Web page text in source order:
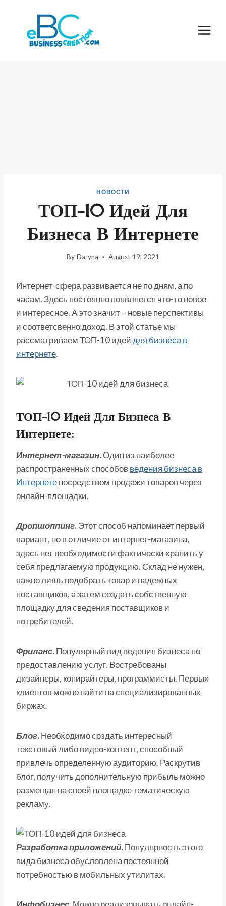
content
НОВОСТИ
ТОП-10 Идей Для
Бизнеса В Интернете
By Daryna August 19, 2021
Интернет-сфера развивается не по дням, а по
часам. Здесь постоянно появляется что-то новое
и интересное. А это значит – новые перспективы
и соответсвенно доход. В этой статье мы
рассматриваем ТОП-10 идей для бизнеса в
интернете.
ТОП-10 Идей Для Бизнеса В
Интернете:
Интернет-магазин.Один из наиболее
распространенных способовведения бизнеса в
Интернетепосредством продажи товаров через
онлайн-площадки.
Дропшоппинг. Этот способ напоминает первый
вариант, но в отличие от интернет-магазина,
здесь нет необходимости фактически хранить у
себя предлагаемую продукцию. Склад не нужен,
важно лишь подобрать товар и надежных
поставщиков, а затем создать собственную
площадку для сведения поставщиков и
потребителей.
Фриланс. Популярный вид ведения бизнеса по
предоставлению услуг. Востребованы
дизайнеры, копирайтеры, программисты. Первых
клиентов можно найти на специализированных
биржах.
Блог. Необходимо создать интересный
текстовый либо видео-контент, способный
привлечь определенную аудиторию. Раскрутив
блог, получить дополнительную прибыль можно
размещая на своей площадке тематическую
рекламу.
Разработка приложений.Популярность этого
вида бизнеса обусловлена постоянной
потребностью в мобильных утилитах.